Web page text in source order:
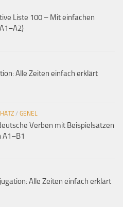
Liste 100 – Mit einfachen
Alle Zeiten einfach erklärt
/ GENEL
Verben mit Beispielsätzen
A1–B1
Alle Zeiten einfach erklärt